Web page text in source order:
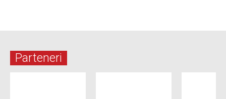
Parteneri